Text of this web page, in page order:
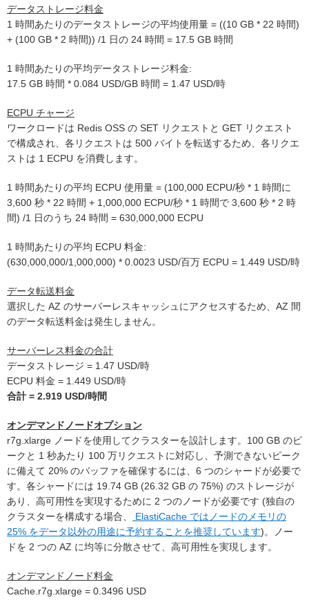
データストレージ料金
1 時間あたりのデータストレージの平均使用量 = ((10 GB * 22 時間)
+ (100 GB * 2 時間)) /1 日の 24 時間 = 17.5 GB 時間
1 時間あたりの平均データストレージ料金:
17.5 GB 時間 * 0.084 USD/GB 時間 = 1.47 USD/時
ECPU チャージ
ワークロードは Redis OSS の SET リクエストと GET リクエスト
で構成され、各リクエストは 500 バイトを転送するため、各リクエ
ストは 1 ECPU を消費します。
1 時間あたりの平均 ECPU 使用量 = (100,000 ECPU/秒 * 1 時間に
3,600 秒 * 22 時間 + 1,000,000 ECPU/秒 * 1 時間で 3,600 秒 * 2 時
間) /1 日のうち 24 時間 = 630,000,000 ECPU
1 時間あたりの平均 ECPU 料金:
(630,000,000/1,000,000) * 0.0023 USD/百万 ECPU = 1.449 USD/時
データ転送料金
選択した AZ のサーバーレスキャッシュにアクセスするため、AZ 間
のデータ転送料金は発生しません。
サーバーレス料金の合計
データストレージ = 1.47 USD/時
ECPU 料金 = 1.449 USD/時
合計 = 2.919 USD/時間
オンデマンドノードオプション
r7g.xlarge ノードを使用してクラスターを設計します。100 GB のピ
ークと 1 秒あたり 100 万リクエストに対応し、予測できないピーク
に備えて 20% のバッファを確保するには、6 つのシャードが必要で
す。各シャードには 19.74 GB (26.32 GB の 75%) のストレージが
あり、高可用性を実現するために 2 つのノードが必要です (独自の
クラスターを構成する場合、
ElastiCache ではノードのメモリの
25% をデータ以外の用途に予約することを推奨しています)。ノー
ドを 2 つの AZ に均等に分散させて、高可用性を実現します。
オンデマンドノード料金
Cache.r7g.xlarge = 0.3496 USD